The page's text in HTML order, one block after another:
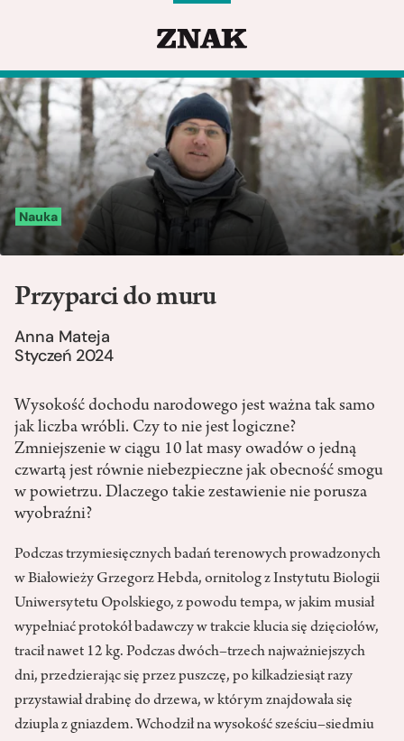
Nauka
Przyparci do muru
Anna Mateja
Styczeń 2024
Wysokość dochodu narodowego jest ważna tak samo
jak liczba wróbli. Czy to nie jest logiczne?
Zmniejszenie w ciągu 10 lat masy owadów o jedną
czwartą jest równie niebezpieczne jak obecność smogu
w powietrzu. Dlaczego takie zestawienie nie porusza
wyobraźni?
Podczas trzymiesięcznych badań terenowych prowadzonych
w Białowieży Grzegorz Hebda, ornitolog z Instytutu Biologii
Uniwersytetu Opolskiego, z powodu tempa, w jakim musiał
wypełniać protokół badawczy w trakcie klucia się dzięciołów,
tracił nawet 12 kg. Podczas dwóch–trzech najważniejszych
dni, przedzierając się przez puszczę, po kilkadziesiąt razy
przystawiał drabinę do drzewa, w którym znajdowała się
dziupla z gniazdem. Wchodził na wysokość sześciu–siedmiu